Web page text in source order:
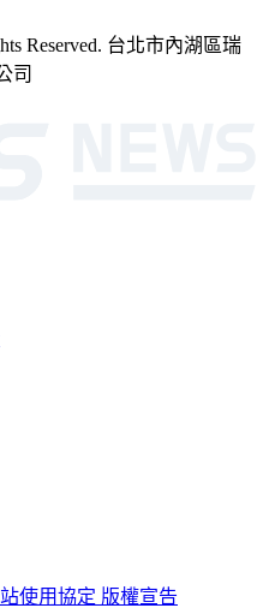
Reserved. 台北市內湖區瑞
司
使用協定 版權宣告